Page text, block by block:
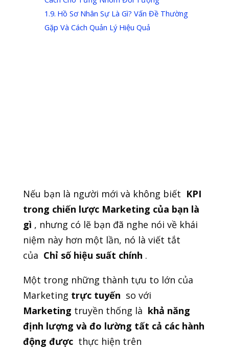
Hồ Sơ Nhân Sự Là Gì? Vấn Đề Thường
Gặp Và Cách Quản Lý Hiệu Quả
Nếu bạn là người mới và không biết KPI
trong chiến lược Marketing của bạn là
gì , nhưng có lẽ bạn đã nghe nói về khái
niệm này hơn một lần, nó là viết tắt
của Chỉ số hiệu suất chính .
Một trong những thành tựu to lớn của
Marketing trực tuyến so với
Marketing truyền thống là khả năng
định lượng và đo lường tất cả các hành
động đượcthực hiện trên